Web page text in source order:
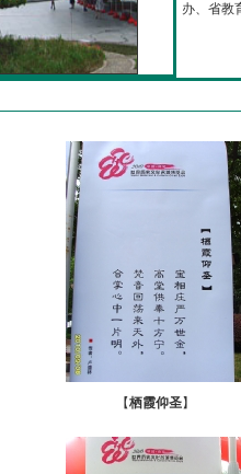
办、省教
【栖霞仰圣】